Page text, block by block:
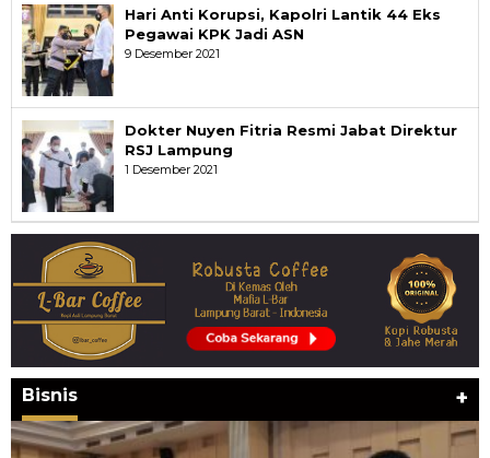
Hari Anti Korupsi, Kapolri Lantik 44 Eks
Pegawai KPK Jadi ASN
9 Desember 2021
Dokter Nuyen Fitria Resmi Jabat Direktur
RSJ Lampung
1 Desember 2021
Bisnis +